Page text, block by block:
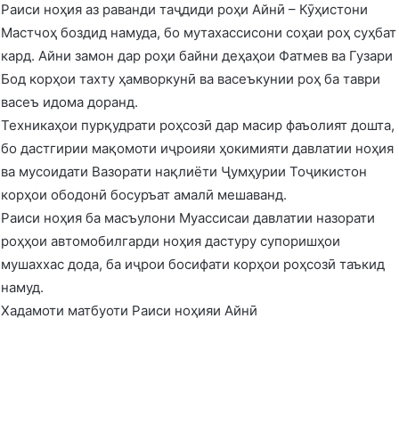
Раиси ноҳия аз раванди таҷдиди роҳи Айнӣ – Кӯҳистони
Мастчоҳ боздид намуда, бо мутахассисони соҳаи роҳ суҳбат
кард. Айни замон дар роҳи байни деҳаҳои Фатмев ва Гузари
Бод корҳои тахту ҳамворкунӣ ва васеъкунии роҳ ба таври
васеъ идома доранд.
Техникаҳои пурқудрати роҳсозӣ дар масир фаъолият дошта,
бо дастгирии мақомоти иҷроияи ҳокимияти давлатии ноҳия
ва мусоидати Вазорати нақлиёти Ҷумҳурии Тоҷикистон
корҳои ободонӣ босуръат амалӣ мешаванд.
Раиси ноҳия ба масъулони Муассисаи давлатии назорати
роҳҳои автомобилгарди ноҳия дастуру супоришҳои
мушаххас дода, ба иҷрои босифати корҳои роҳсозӣ таъкид
намуд.
Хадамоти матбуоти Раиси ноҳияи Айнӣ